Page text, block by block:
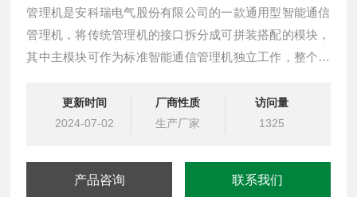
管理机是安科瑞电气股份有限公司的一款通用型智能通信
管理机，将传统管理机的接口拆分成可拼装搭配的模块，
其中主模块可作为标准智能通信管理机独立工作，整个设
表、气表、电表、微机保护等设备终端的数据，标配的8
路无源干接点可实时采集门禁、水浸、烟感等开关量信
更新时间
2024-07-02
厂商性质
生产厂家
访问量
1325
产品咨询 联系我们